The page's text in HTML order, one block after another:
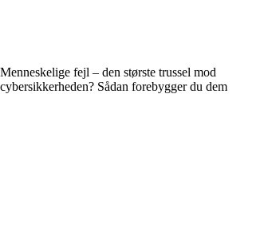
Menneskelige fejl – den største trussel mod
cybersikkerheden? Sådan forebygger du dem